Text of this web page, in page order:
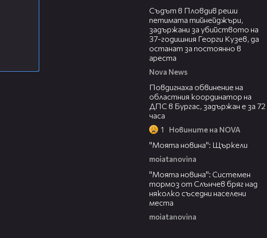
Съдът в Пловдив реши
петимата тийнейджъри,
задържани за убийството на
37-годишния Георги Кузев, да
останат за постоянно в
ареста
Nova News
Повдигнаха обвинение на
областния координатор на
ДПС в Бургас, задържан е за 72
часа
1 Новините на NOVA
"Моята новина": Щъркели
moiatanovina
"Моята новина": Системен
тормоз от Слънчев бряг над
няколко съседни населени
места
moiatanovina